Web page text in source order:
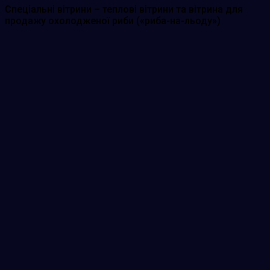
Спеціальні вітрини – теплові вітрини та вітрина для
продажу охолодженої риби («риба-на-льоду»)